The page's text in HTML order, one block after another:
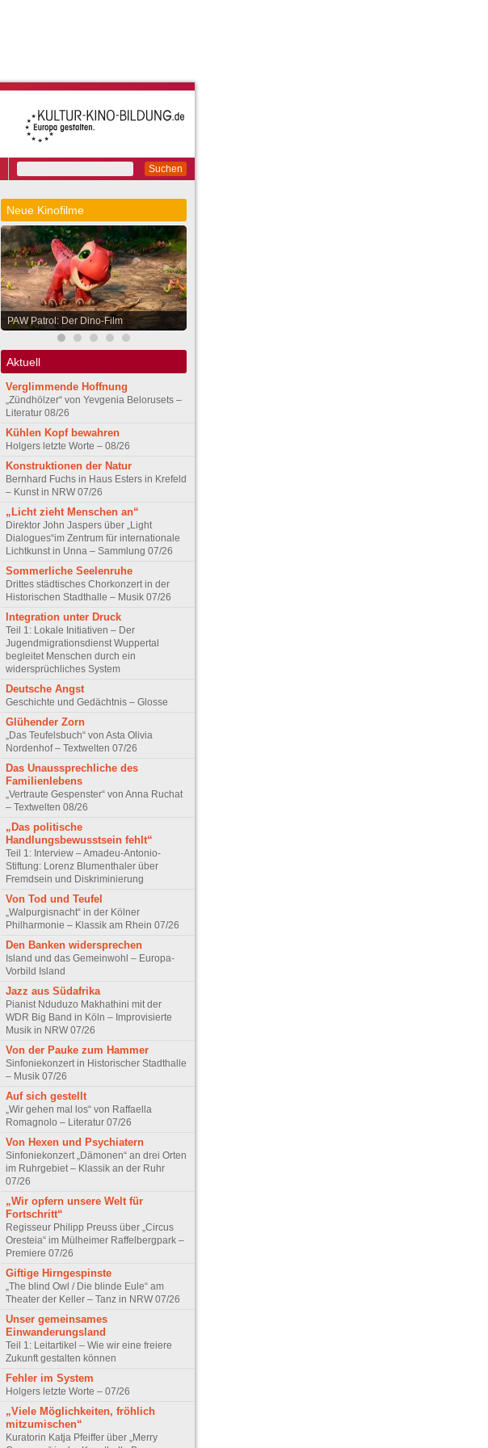
Suchen
Neue Kinofilme
PAW Patrol: Der Dino-Film
Aktuell
Verglimmende Hoffnung
„Zündhölzer“ von Yevgenia Belorusets –
Literatur 08/26
Kühlen Kopf bewahren
Holgers letzte Worte – 08/26
Konstruktionen der Natur
Bernhard Fuchs in Haus Esters in Krefeld
– Kunst in NRW 07/26
„Licht zieht Menschen an“
Direktor John Jaspers über „Light
Dialogues“im Zentrum für internationale
Lichtkunst in Unna – Sammlung 07/26
Sommerliche Seelenruhe
Drittes städtisches Chorkonzert in der
Historischen Stadthalle – Musik 07/26
Integration unter Druck
Teil 1: Lokale Initiativen – Der
Jugendmigrationsdienst Wuppertal
begleitet Menschen durch ein
widersprüchliches System
Deutsche Angst
Geschichte und Gedächtnis – Glosse
Glühender Zorn
„Das Teufelsbuch“ von Asta Olivia
Nordenhof – Textwelten 07/26
Das Unaussprechliche des
Familienlebens
„Vertraute Gespenster“ von Anna Ruchat
– Textwelten 08/26
„Das politische
Handlungsbewusstsein fehlt“
Teil 1: Interview – Amadeu-Antonio-
Stiftung: Lorenz Blumenthaler über
Fremdsein und Diskriminierung
Von Tod und Teufel
„Walpurgisnacht“ in der Kölner
Philharmonie – Klassik am Rhein 07/26
Den Banken widersprechen
Island und das Gemeinwohl – Europa-
Vorbild Island
Jazz aus Südafrika
Pianist Nduduzo Makhathini mit der
WDR Big Band in Köln – Improvisierte
Musik in NRW 07/26
Von der Pauke zum Hammer
Sinfoniekonzert in Historischer Stadthalle
– Musik 07/26
Auf sich gestellt
„Wir gehen mal los“ von Raffaella
Romagnolo – Literatur 07/26
Von Hexen und Psychiatern
Sinfoniekonzert „Dämonen“ an drei Orten
im Ruhrgebiet – Klassik an der Ruhr
07/26
„Wir opfern unsere Welt für
Fortschritt“
Regisseur Philipp Preuss über „Circus
Oresteia“ im Mülheimer Raffelbergpark –
Premiere 07/26
Giftige Hirngespinste
„The blind Owl / Die blinde Eule“ am
Theater der Keller – Tanz in NRW 07/26
Unser gemeinsames
Einwanderungsland
Teil 1: Leitartikel – Wie wir eine freiere
Zukunft gestalten können
Fehler im System
Holgers letzte Worte – 07/26
„Viele Möglichkeiten, fröhlich
mitzumischen“
Kuratorin Katja Pfeiffer über „Merry